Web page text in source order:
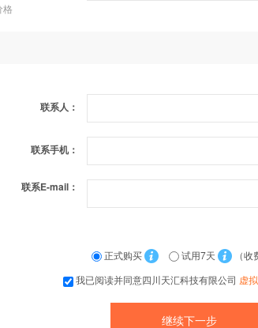
格
联系人：
联系手机：
联系E-mail：
正式购买 试用7天
（收
我已阅读并同意四川天汇科技有限公司 虚